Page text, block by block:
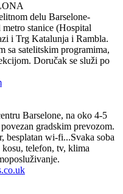
delu Barselone-
stanice (Hospital
i Trg Katalunja i Rambla.
sa satelitskim programima,
Doručak se služi po
Barselone, na oko 4-5
gradskim prevozom.
besplatan wi-fi...Svaka soba
kosu, telefon, tv, klima